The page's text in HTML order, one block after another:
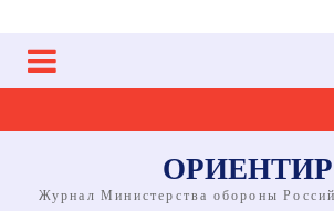
to
content
ОРИЕНТИР
Журнал Министерства обороны